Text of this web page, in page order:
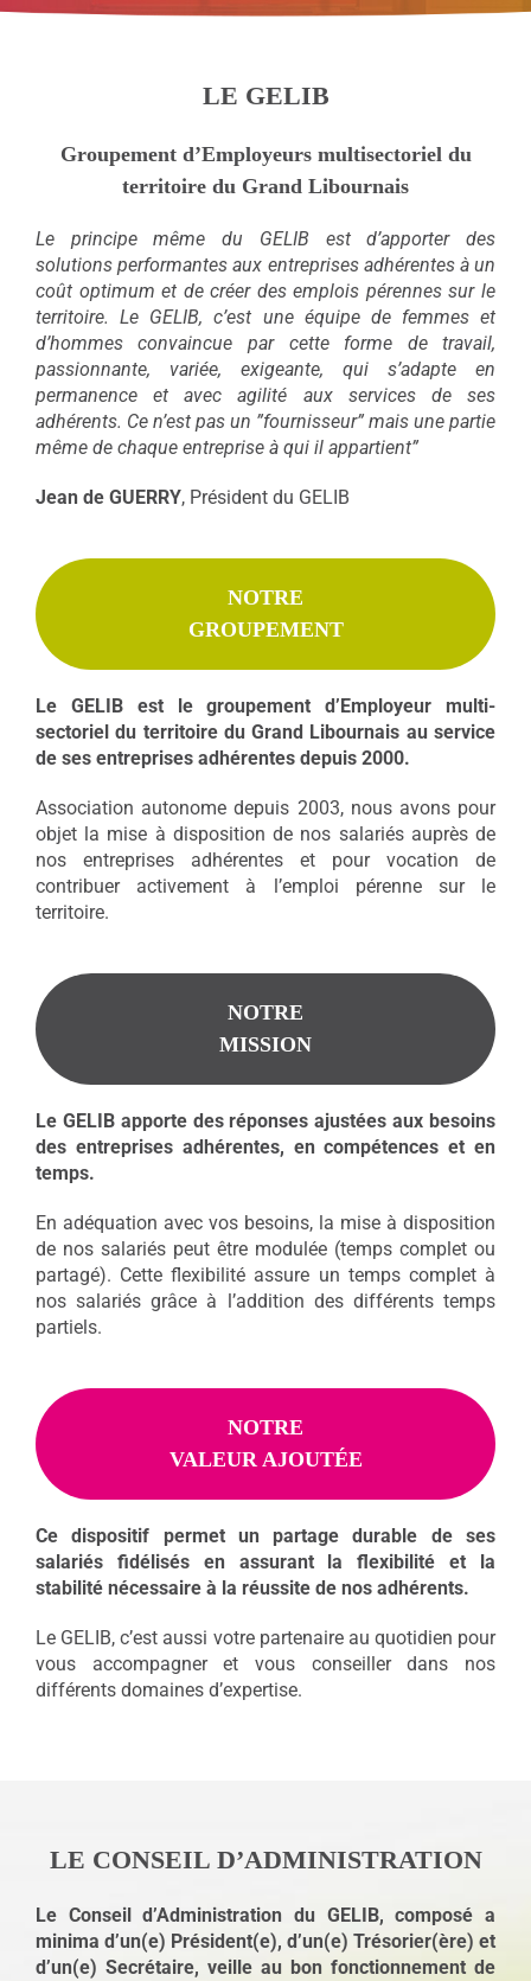
LE GELIB
Groupement d’Employeurs multisectoriel du
territoire du Grand Libournais
Le principe même du GELIB est d’apporter des
solutions performantes aux entreprises adhérentes à un
coût optimum et de créer des emplois pérennes sur le
territoire. Le GELIB, c’est une équipe de femmes et
d’hommes convaincue par cette forme de travail,
passionnante, variée, exigeante, qui s’adapte en
permanence et avec agilité aux services de ses
adhérents. Ce n’est pas un ”fournisseur” mais une partie
même de chaque entreprise à qui il appartient”
Jean de GUERRY, Président du GELIB
NOTRE
GROUPEMENT
NOTRE
MISSION
NOTRE
VALEUR AJOUTÉE
Le GELIB est le groupement d’Employeur multi-
sectoriel du territoire du Grand Libournais au service
de ses entreprises adhérentes depuis 2000.
Association autonome depuis 2003, nous avons pour
objet la mise à disposition de nos salariés auprès de
nos entreprises adhérentes et pour vocation de
contribuer activement à l’emploi pérenne sur le
territoire.
Le GELIB apporte des réponses ajustées aux besoins
des entreprises adhérentes, en compétences et en
temps.
En adéquation avec vos besoins, la mise à disposition
de nos salariés peut être modulée (temps complet ou
partagé). Cette flexibilité assure un temps complet à
nos salariés grâce à l’addition des différents temps
partiels.
Ce dispositif permet un partage durable de ses
salariés fidélisés en assurant la flexibilité et la
stabilité nécessaire à la réussite de nos adhérents.
Le GELIB, c’est aussi votre partenaire au quotidien pour
vous accompagner et vous conseiller dans nos
différents domaines d’expertise.
LE CONSEIL D’ADMINISTRATION
Le Conseil d’Administration du GELIB, composé a
minima d’un(e) Président(e), d’un(e) Trésorier(ère) et
d’un(e) Secrétaire, veille au bon fonctionnement de